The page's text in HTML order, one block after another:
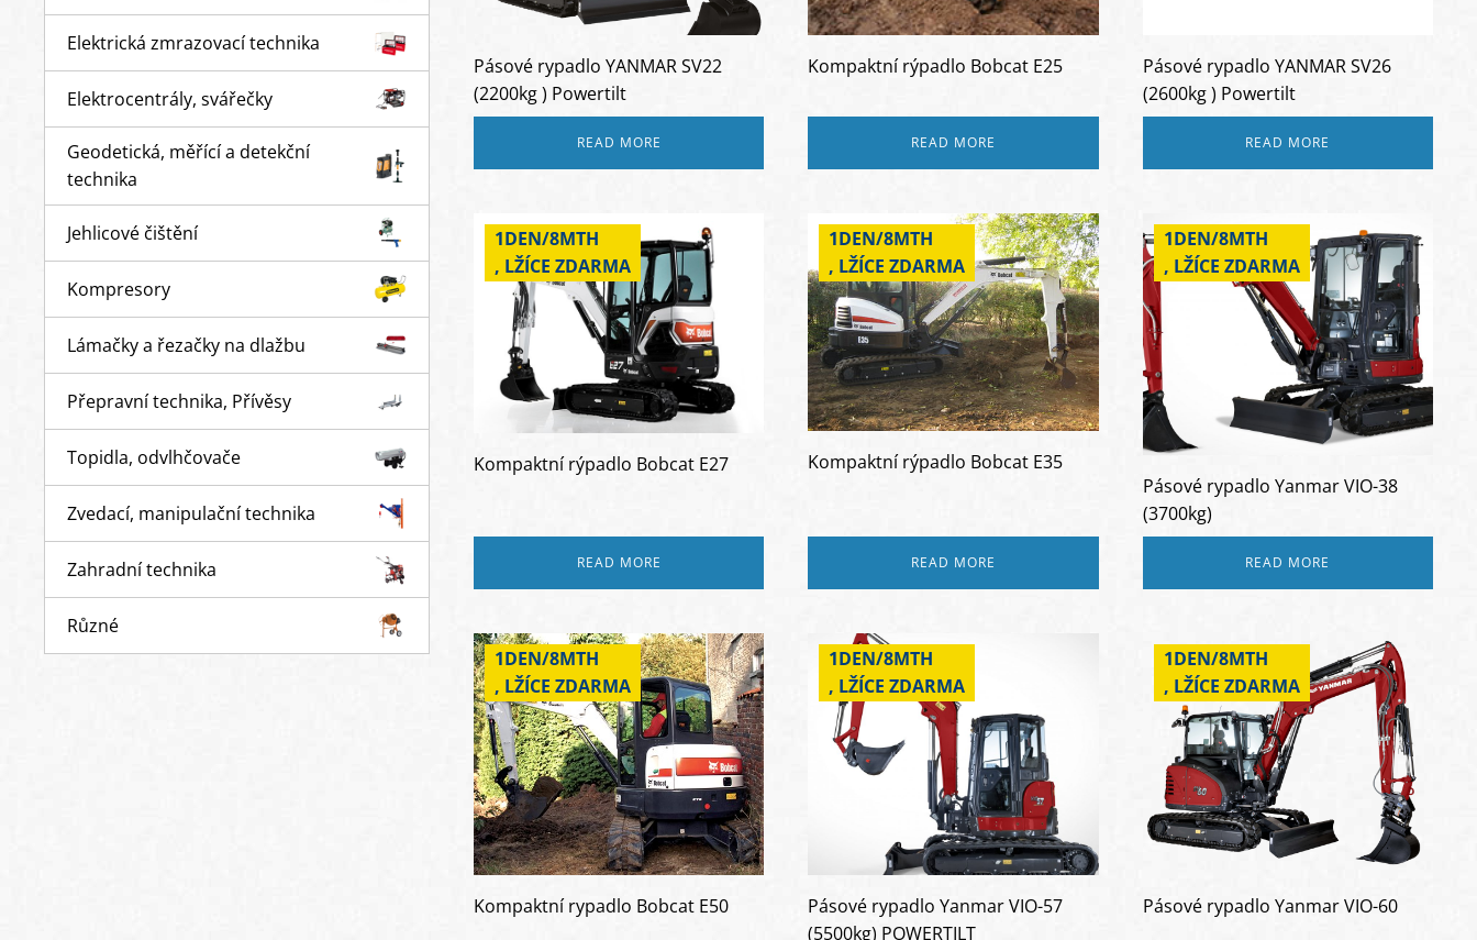
Elektrická zmrazovací technika
Elektrocentrály, svářečky
Geodetická, měřící a detekční
technika
Jehlicové čištění
Kompresory
Lámačky a řezačky na dlažbu
Přepravní technika, Přívěsy
Topidla, odvlhčovače
Zvedací, manipulační technika
Zahradní technika
Různé
Pásové rypadlo YANMAR SV22
(2200kg ) Powertilt
READ MORE
Kompaktní rýpadlo Bobcat E25
READ MORE
Pásové rypadlo YANMAR SV26
(2600kg ) Powertilt
READ MORE
Kompaktní rýpadlo Bobcat E27
1DEN/8MTH
, LŽÍCE ZDARMA
READ MORE
Kompaktní rýpadlo Bobcat E35
1DEN/8MTH
, LŽÍCE ZDARMA
READ MORE
Pásové rypadlo Yanmar VIO-38
(3700kg)
1DEN/8MTH
, LŽÍCE ZDARMA
READ MORE
Kompaktní rypadlo Bobcat E50
1DEN/8MTH
, LŽÍCE ZDARMA
Pásové rypadlo Yanmar VIO-57
(5500kg) POWERTILT
1DEN/8MTH
, LŽÍCE ZDARMA
Pásové rypadlo Yanmar VIO-60
1DEN/8MTH
, LŽÍCE ZDARMA